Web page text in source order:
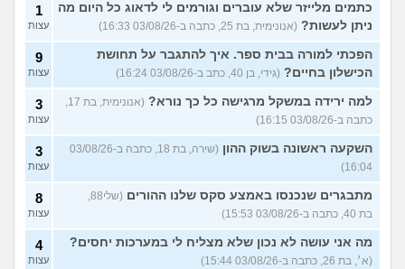
כתמים מלייזר שלא עוברים וגורמים לי לדאוג כל היום מה
ניתן לעשות? (אנונימית, בת 25, כתבה ב-03/08/26 16:33)
1
עצות
הפכתי למורה בבית ספר. איך להתגבר על תחושת
הכישלון בחיים? (גידי, בן 40, כתב ב-03/08/26 16:24)
9
עצות
למה ירידה במשקל מרגישה כל כך נורא?
(אנונימית, בת 17,
כתבה ב-03/08/26 16:15)
3
עצות
השקעה ראשונה בשוק ההון
(שירה, בת 18, כתבה ב-03/08/26
16:04)
3
עצות
מתבגרים שנכנסו באמצע סקס שלנו ההורים
(שלי88,
בת 40, כתבה ב-03/08/26 15:53)
8
עצות
מה אני עושה לא נכון שלא מצליח לי במערכות יחסים?
(א׳, בת 26, כתבה ב-03/08/26 15:44)
4
עצות